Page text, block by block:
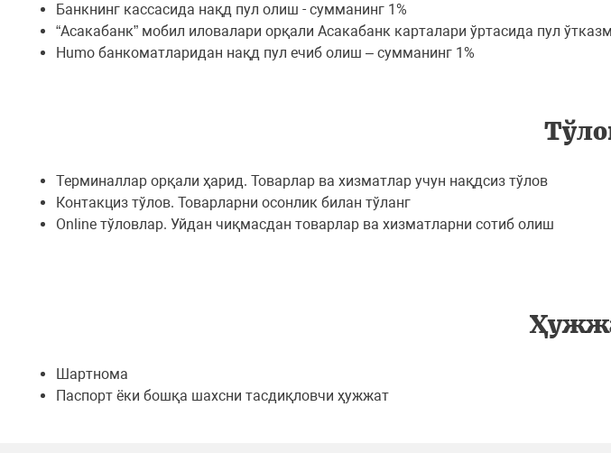
Банкнинг кассасида нақд пул олиш - сумманинг 1%
“Асакабанк” мобил иловалари орқали Асакабанк карталари ўртасида пул
Humo банкоматларидан нақд пул ечиб олиш – сумманинг 1%
Терминаллар орқали ҳарид. Товарлар ва хизматлар учун нақдсиз тўлов
Контакциз тўлов. Товарларни осонлик билан тўланг
Online тўловлар. Уйдан чиқмасдан товарлар ва хизматларни сотиб олиш
Шартнома
Паспорт ёки бошқа шахсни тасдиқловчи ҳужжат